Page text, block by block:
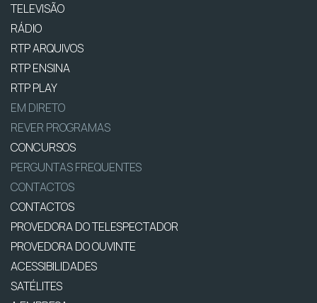
TELEVISÃO
RÁDIO
RTP ARQUIVOS
RTP ENSINA
RTP PLAY
EM DIRETO
REVER PROGRAMAS
CONCURSOS
PERGUNTAS FREQUENTES
CONTACTOS
CONTACTOS
PROVEDORA DO TELESPECTADOR
PROVEDORA DO OUVINTE
ACESSIBILIDADES
SATÉLITES